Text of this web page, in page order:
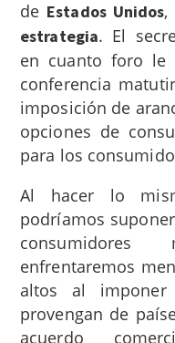
de Estados Unidos,
estrategia. El
en cuanto foro le
conferencia
imposición de
opciones de
para los
Al hacer lo
podríamos
enfrentaremos
altos al imponer
provengan de
acuerdo